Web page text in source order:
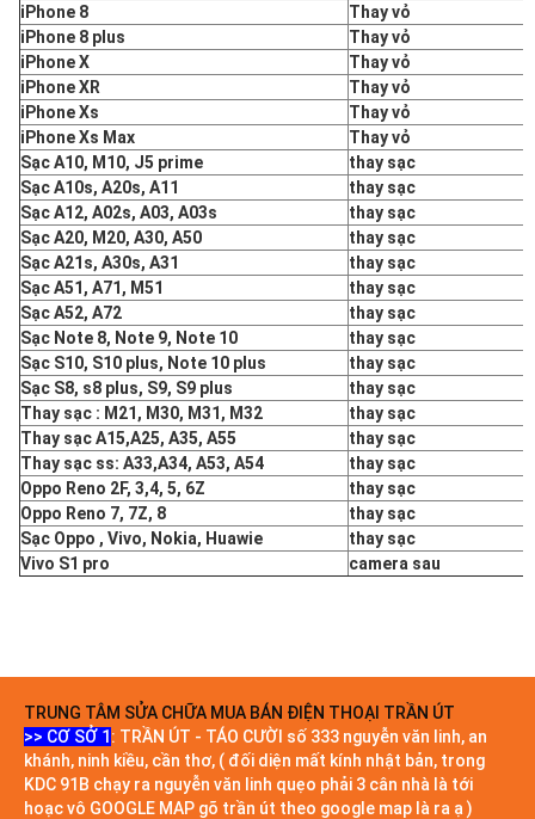
iPhone 8
Thay vỏ
iPhone 8 plus
Thay vỏ
iPhone X
Thay vỏ
iPhone XR
Thay vỏ
iPhone Xs
Thay vỏ
iPhone Xs Max
Thay vỏ
Sạc A10, M10, J5 prime
thay sạc
Sạc A10s, A20s, A11
thay sạc
Sạc A12, A02s, A03, A03s
thay sạc
Sạc A20, M20, A30, A50
thay sạc
Sạc A21s, A30s, A31
thay sạc
Sạc A51, A71, M51
thay sạc
Sạc A52, A72
thay sạc
Sạc Note 8, Note 9, Note 10
thay sạc
Sạc S10, S10 plus, Note 10 plus
thay sạc
Sạc S8, s8 plus, S9, S9 plus
thay sạc
Thay sạc : M21, M30, M31, M32
thay sạc
Thay sạc A15,A25, A35, A55
thay sạc
Thay sạc ss: A33,A34, A53, A54
thay sạc
Oppo Reno 2F, 3,4, 5, 6Z
thay sạc
Oppo Reno 7, 7Z, 8
thay sạc
Sạc Oppo , Vivo, Nokia, Huawie
thay sạc
Vivo S1 pro
camera sau
TRUNG TÂM SỬA CHỮA MUA BÁN ĐIỆN THOẠI TRẦN ÚT
>> CƠ SỞ 1 : TRẦN ÚT - TÁO CƯỜI số 333 nguyễn văn linh, an
khánh, ninh kiều, cần thơ, ( đối diện mất kính nhật bản, trong
KDC 91B chạy ra nguyễn văn linh quẹo phải 3 cân nhà là tới
hoạc vô GOOGLE MAP gõ trần út theo google map là ra ạ )